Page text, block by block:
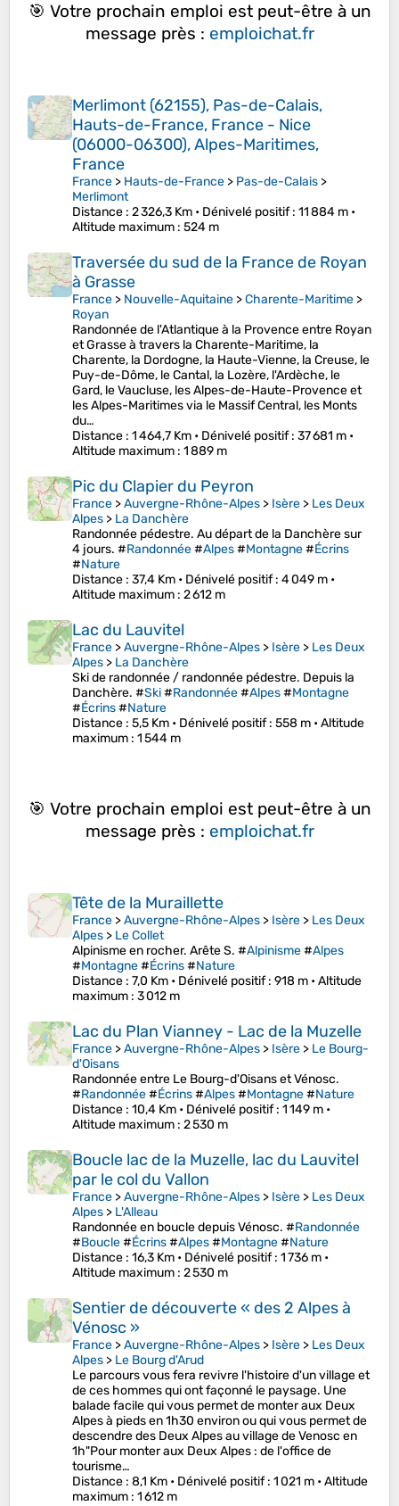
🎯 Votre prochain emploi est peut-être à un
message près : emploichat.fr
Merlimont (62155), Pas-de-Calais,
Hauts-de-France, France - Nice
(06000-06300), Alpes-Maritimes,
France
France > Hauts-de-France > Pas-de-Calais >
Merlimont
Distance : 2 326,3 Km • Dénivelé positif: 11 884 m •
Altitude maximum : 524 m
Traversée du sud de la France de Royan
à Grasse
France > Nouvelle-Aquitaine >Charente-Maritime >
Royan
Randonnée de l'Atlantique à la Provence entre Royan
et Grasse à travers la Charente-Maritime, la
Charente, la Dordogne, la Haute-Vienne, la Creuse, le
Puy-de-Dôme, le Cantal, la Lozère, l'Ardèche, le
Gard, le Vaucluse, les Alpes-de-Haute-Provence et
les Alpes-Maritimes via le Massif Central, les Monts
du…
Distance : 1 464,7 Km • Dénivelé positif: 37 681 m •
Altitude maximum : 1 889 m
Pic du Clapier du Peyron
France >Auvergne-Rhône-Alpes > Isère > Les Deux
Alpes > La Danchère
Randonnée pédestre. Au départ de la Danchère sur
4 jours. #Randonnée#Alpes#Montagne#Écrins
#Nature
Distance : 37,4 Km • Dénivelé positif: 4 049 m •
Altitude maximum : 2 612 m
Lac du Lauvitel
France >Auvergne-Rhône-Alpes > Isère > Les Deux
Alpes > La Danchère
Ski de randonnée / randonnée pédestre. Depuis la
Danchère. #Ski#Randonnée#Alpes#Montagne
#Écrins#Nature
Distance : 5,5 Km • Dénivelé positif: 558 m •Altitude
maximum : 1 544 m
🎯 Votre prochain emploi est peut-être à un
message près : emploichat.fr
Tête de la Muraillette
France >Auvergne-Rhône-Alpes > Isère > Les Deux
Alpes > Le Collet
Alpinisme en rocher. Arête S. #Alpinisme#Alpes
#Montagne#Écrins#Nature
Distance : 7,0 Km • Dénivelé positif: 918 m •Altitude
maximum : 3 012 m
Lac du Plan Vianney - Lac de la Muzelle
France >Auvergne-Rhône-Alpes > Isère > Le Bourg-
d'Oisans
Randonnée entre Le Bourg-d'Oisans et Vénosc.
#Randonnée#Écrins#Alpes#Montagne#Nature
Distance : 10,4 Km • Dénivelé positif: 1 149 m •
Altitude maximum : 2 530 m
Boucle lac de la Muzelle, lac du Lauvitel
par le col du Vallon
France >Auvergne-Rhône-Alpes > Isère > Les Deux
Alpes > L'Alleau
Randonnée en boucle depuis Vénosc. #Randonnée
#Boucle#Écrins#Alpes#Montagne#Nature
Distance : 16,3 Km • Dénivelé positif: 1 736 m •
Altitude maximum : 2 530 m
Sentier de découverte « des 2 Alpes à
Vénosc »
France >Auvergne-Rhône-Alpes > Isère > Les Deux
Alpes > Le Bourg d'Arud
Le parcours vous fera revivre l'histoire d'un village et
de ces hommes qui ont façonné le paysage. Une
balade facile qui vous permet de monter aux Deux
Alpes à pieds en 1h30 environ ou qui vous permet de
descendre des Deux Alpes au village de Venosc en
1h"Pour monter aux Deux Alpes : de l'office de
tourisme…
Distance : 8,1 Km • Dénivelé positif: 1 021 m •Altitude
maximum : 1 612 m